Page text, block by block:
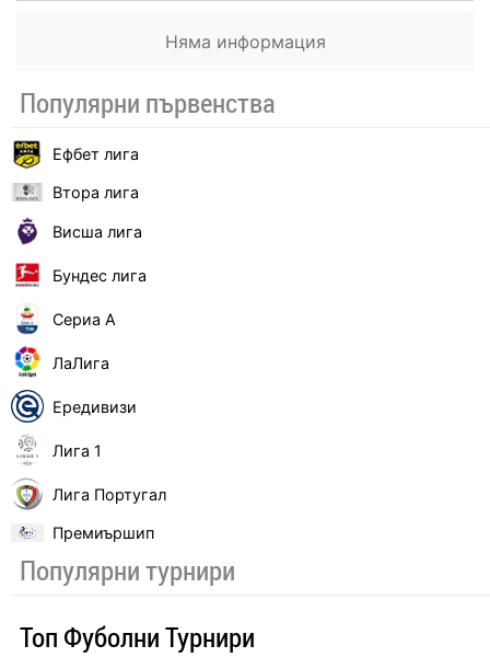
Популярни първенства
Ефбет лига
Втора лига
Висша лига
Бундес лига
Сериа А
ЛаЛига
Ередивизи
Лига 1
Лига Португал
Премиършип
Популярни турнири
Топ Фуболни Турнири
Няма информация